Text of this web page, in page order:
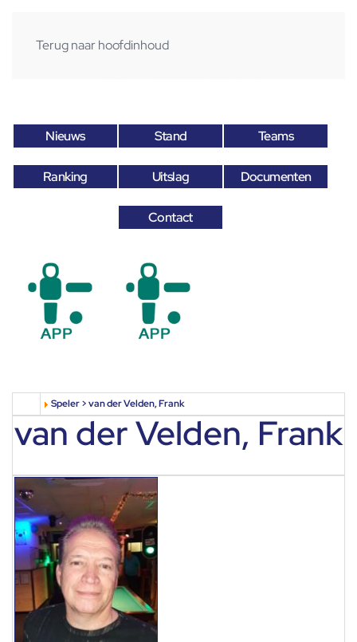
Terug naar hoofdinhoud
Nieuws Stand Teams
Ranking Uitslag Documenten
Contact
Speler > van der Velden, Frank
van der Velden, Frank